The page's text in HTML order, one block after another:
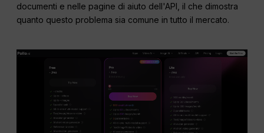
documenti e nelle pagine di aiuto dell'API, il che dimostra
quanto questo problema sia comune in tutto il mercato.